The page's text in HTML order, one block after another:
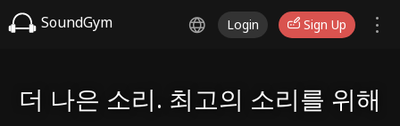
SoundGym Login Sign Up
더 나은 소리. 최고의 소리를 위해